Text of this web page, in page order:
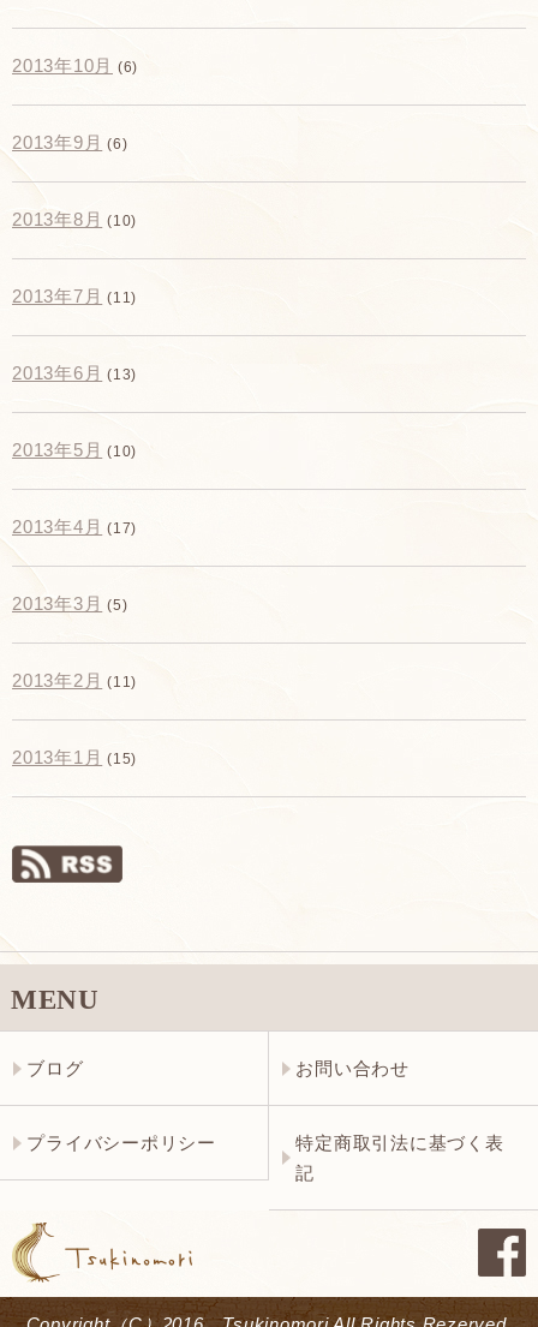
2013年10月 (6)
2013年9月 (6)
2013年8月 (10)
2013年7月 (11)
2013年6月 (13)
2013年5月 (10)
2013年4月 (17)
2013年3月 (5)
2013年2月 (11)
2013年1月 (15)
MENU
ブログ お問い合わせ
プライバシーポリシー
特定商取引法に基づく表
記